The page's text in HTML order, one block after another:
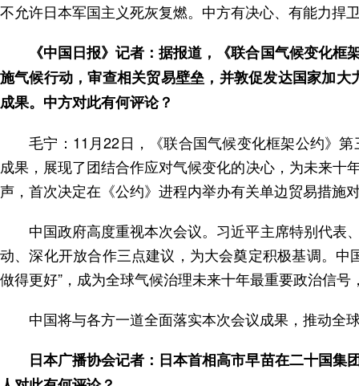
不允许日本军国主义死灰复燃。中方有决心、有能力捍
《中国日报》记者：据报道，《联合国气候变化
施气候行动，审查相关贸易壁垒，并敦促发达国家加
成果。中方对此有何评论？
毛宁：11月22日，《联合国气候变化框架公约》
成果，展现了团结合作应对气候变化的决心，为未来
声，首次决定在《公约》进程内举办有关单边贸易措施
中国政府高度重视本次会议。习近平主席特别代表
动、深化开放合作三点建议，为大会奠定积极基调。
做得更好”，成为全球气候治理未来十年最重要政治信
中国将与各方一道全面落实本次会议成果，推动全
日本广播协会记者：日本首相高市早苗在二十国